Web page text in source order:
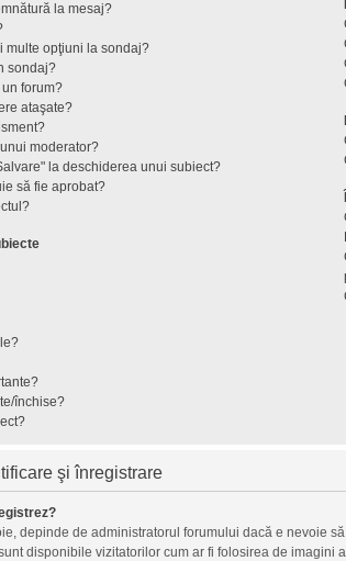
la mesaj?
multe opţiuni la sondaj?
sondaj?
forum?
ataşate?
moderator?
la deschiderea unui subiect?
să fie aprobat?
închise?
şi înregistrare
depinde de administratorul forumului dacă e nevoie
disponibile vizitatorilor cum ar fi folosirea de